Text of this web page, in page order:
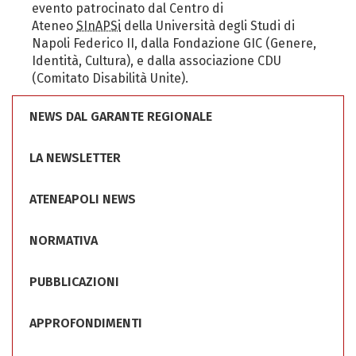
evento patrocinato dal Centro di
Ateneo SInAPSi della Università degli Studi di
Napoli Federico II, dalla Fondazione GIC (Genere,
Identità, Cultura), e dalla associazione CDU
(Comitato Disabilità Unite).
NEWS DAL GARANTE REGIONALE
LA NEWSLETTER
ATENEAPOLI NEWS
NORMATIVA
PUBBLICAZIONI
APPROFONDIMENTI